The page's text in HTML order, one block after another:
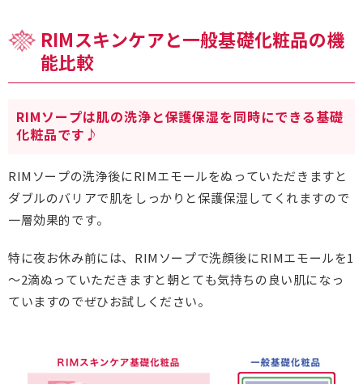
RIMスキンケアと一般基礎化粧品の機
能比較
RIMソープは肌の洗浄と保護保湿を同時にできる基礎
化粧品です♪
RIMソープの洗浄後にRIMエモールをぬっていただきますと
ダブルのバリアで肌をしっかりと保護保湿してくれますので
一層効果的です。
特に夜お休み前には、RIMソープで洗顔後にRIMエモールを1
～2滴ぬっていただきますと朝とても気持ちの良い肌になっ
ていますのでぜひお試しください。